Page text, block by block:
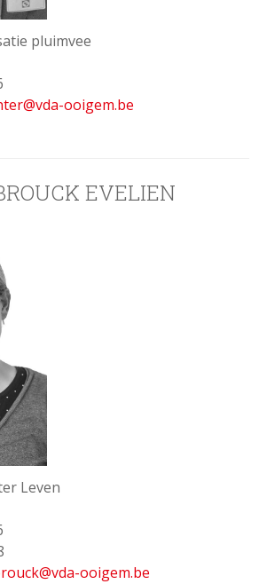
pluimvee
ooigem.be
EVELIEN
Leven
ooigem.be